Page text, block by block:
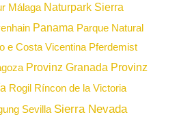
Málaga Naturpark Sierra
Panama Parque Natural
e Costa Vicentina Pferdemist
Provinz Granada Provinz
Rogil Ríncon de la Victoria
Sevilla Sierra Nevada